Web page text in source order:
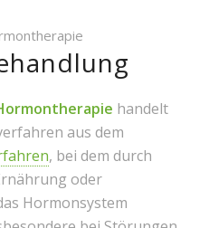
handelt
aus dem
, bei dem durch
oder
Hormonsystem